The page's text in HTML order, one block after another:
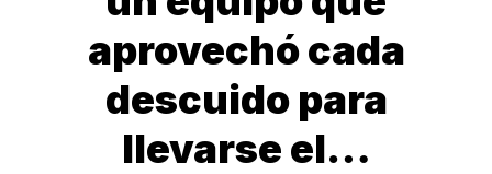
aprovechó cada
descuido para
llevarse el…